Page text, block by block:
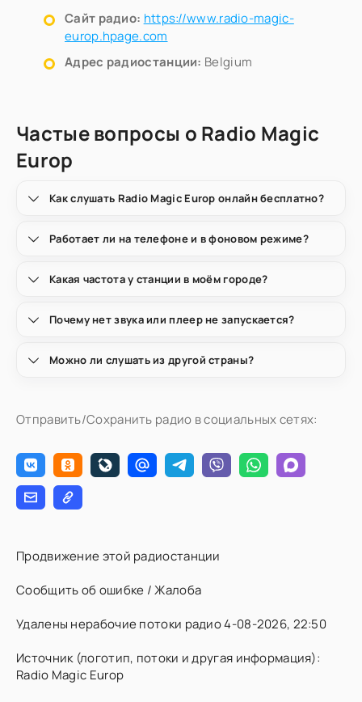
Сайт радио: https://www.radio-magic-
europ.hpage.com
Адрес радиостанции: Belgium
Частые вопросы о Radio Magic
Europ
Как слушать Radio Magic Europ онлайн бесплатно?
Работает ли на телефоне и в фоновом режиме?
Какая частота у станции в моём городе?
Почему нет звука или плеер не запускается?
Можно ли слушать из другой страны?
Отправить/Сохранить радио в социальных сетях:
Продвижение этой радиостанции
Сообщить об ошибке / Жалоба
Удалены нерабочие потоки радио 4-08-2026, 22:50
Источник (логотип, потоки и другая информация):
Radio Magic Europ